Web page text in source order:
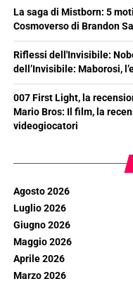
La saga di Mistborn: 5
Cosmoverso di Brandon
Riflessi dell'Invisibile:
dell’Invisibile: Maborosi,
007 First Light, la
Mario Bros: Il film, la
videogiocatori
Agosto 2026
Luglio 2026
Giugno 2026
Maggio 2026
Aprile 2026
Marzo 2026